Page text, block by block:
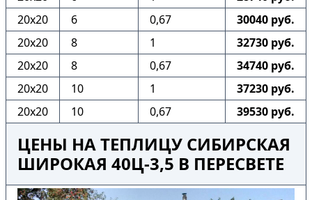
20х20
6 0,67
30040 руб.
20х20
8 1
32730 руб.
20х20
8 0,67
34740 руб.
20х20
10 1
37230 руб.
20х20
10 0,67 39530 руб.
ЦЕНЫ НА ТЕПЛИЦУ СИБИРСКАЯ
ШИРОКАЯ 40Ц-3,5 В ПЕРЕСВЕТЕ